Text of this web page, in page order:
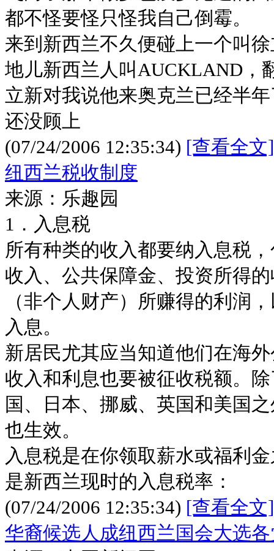
都不怪要怪只怪我自己倒霉。
来到新西兰不久便碰上一个叫
地儿新西兰人叫AUCKLAND，
立新对我说他来奥克兰已经半
还没顾上
(07/24/2006 12:35:34) [查看全文]
纽西兰税收制度
来源：乐趣园
1．入息税
所有种类的收入都要纳入息税
收入、公共保障金、投资所得
（非个人财产）所赚得的利润
入息。
新居民尤其应当知道他们在海
收入和利息也要被征收税额。
国、日本、挪威、英国和美国
也生效。
入息税是在你领取薪水或福利
是新西兰现时的入息税率：
(07/24/2006 12:35:34) [查看全文]
华裔候选人成纽西兰国会大选